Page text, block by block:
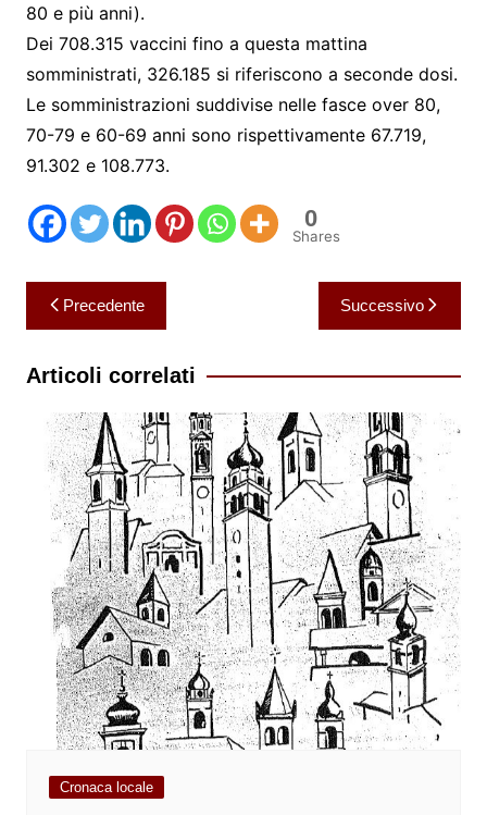
80 e più anni).
Dei 708.315 vaccini fino a questa mattina
somministrati, 326.185 si riferiscono a seconde dosi.
Le somministrazioni suddivise nelle fasce over 80,
70-79 e 60-69 anni sono rispettivamente 67.719,
91.302 e 108.773.
0
Shares
Navigazione
articoli
Precedente Successivo
Articoli correlati
Cronaca locale